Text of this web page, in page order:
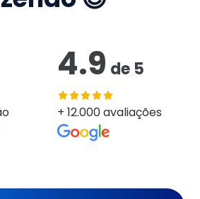
4.9 de 5
+ 12.000 avaliações